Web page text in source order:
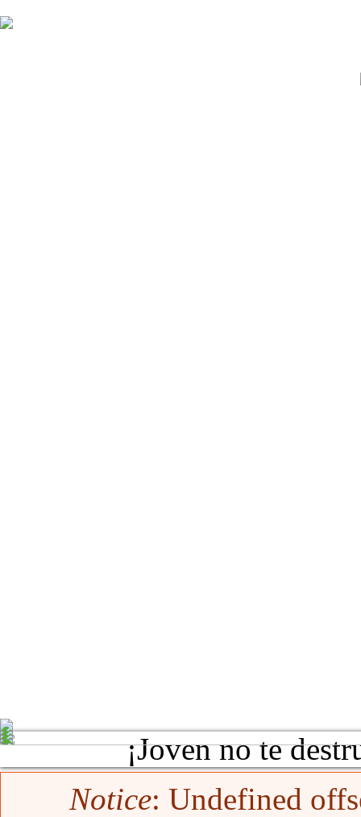
¡Joven no te
Mensaje de error
Notice: Undefined